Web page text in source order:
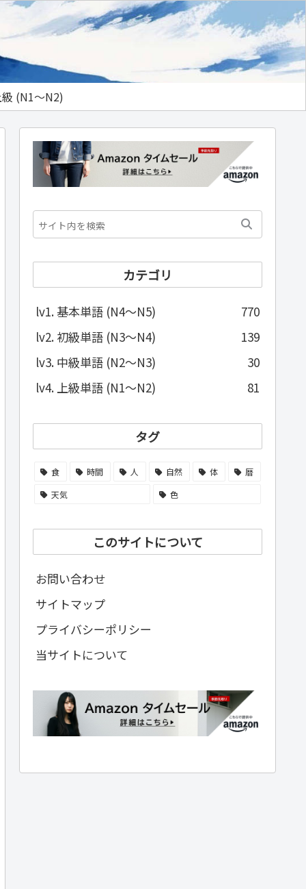
(N1～N2)
カテゴリ
lv1. 基本単語 (N4～N5)
770
lv2. 初級単語 (N3～N4)
139
lv3. 中級単語 (N2～N3)
30
lv4. 上級単語 (N1～N2)
81
タグ
食 時間 人 自然 体
暦
天気
色
このサイトについて
お問い合わせ
サイトマップ
プライバシーポリシー
当サイトについて